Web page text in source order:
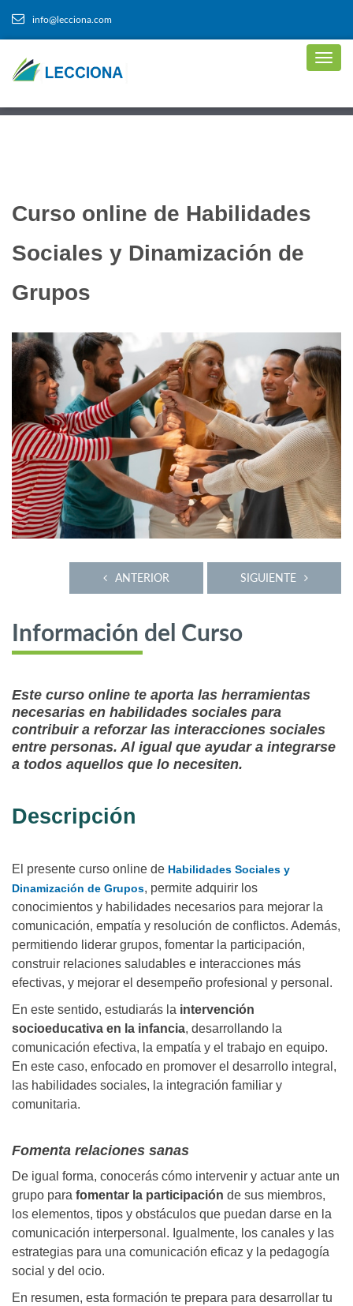
info@lecciona.com
Curso online de Habilidades
Sociales y Dinamización de
Grupos
SIGUIENTE
ANTERIOR
Información del Curso
Este curso online te aporta las herramientas
necesarias en habilidades sociales para
contribuir a reforzar las interacciones sociales
entre personas. Al igual que ayudar a integrarse
a todos aquellos que lo necesiten.
Descripción
El presente curso online de Habilidades Sociales y
Dinamización de Grupos, permite adquirir los
conocimientos y habilidades necesarios para mejorar la
comunicación, empatía y resolución de conflictos. Además,
permitiendo liderar grupos, fomentar la participación,
construir relaciones saludables e interacciones más
efectivas, y mejorar el desempeño profesional y personal.
En este sentido, estudiarás la intervención
socioeducativa en la infancia, desarrollando la
comunicación efectiva, la empatía y el trabajo en equipo.
En este caso, enfocado en promover el desarrollo integral,
las habilidades sociales, la integración familiar y
comunitaria.
Fomenta relaciones sanas
De igual forma, conocerás cómo intervenir y actuar ante un
grupo para fomentar la participación de sus miembros,
los elementos, tipos y obstáculos que puedan darse en la
comunicación interpersonal. Igualmente, los canales y las
estrategias para una comunicación eficaz y la pedagogía
social y del ocio.
En resumen, esta formación te prepara para desarrollar tu